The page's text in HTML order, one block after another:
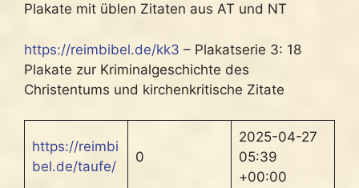
Plakate mit üblen Zitaten aus AT und NT
https://reimbibel.de/kk3 – Plakatserie 3: 18
Plakate zur Kriminalgeschichte des
Christentums und kirchenkritische Zitate
https://reimbi
bel.de/taufe/
0
2025-04-27
05:39
+00:00